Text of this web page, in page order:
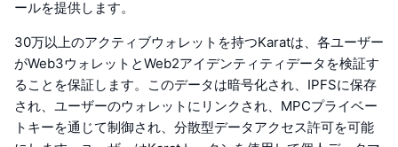
ールを提供します。
30万以上のアクティブウォレットを持つKaratは、各ユーザー
がWeb3ウォレットとWeb2アイデンティティデータを検証す
ることを保証します。このデータは暗号化され、IPFSに保存
され、ユーザーのウォレットにリンクされ、MPCプライベー
トキーを通じて制御され、分散型データアクセス許可を可能